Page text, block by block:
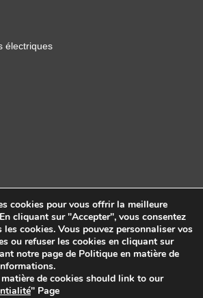
électriques
2026 Sidekick Interactive Inc.
cookies pour vous offrir la meilleure
cliquant sur "Accepter", vous consentez
cookies. Vous pouvez personnaliser vos
ou refuser les cookies en cliquant sur
notre page de Politique en matière de
de cookies should link to our
" Page